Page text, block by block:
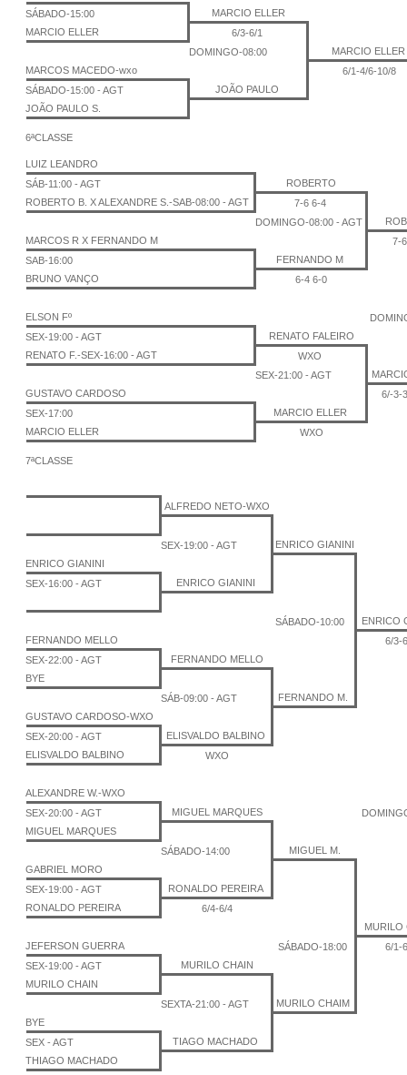
SÁBADO-15:00
MARCIO ELLER
MARCIO ELLER
6/3-6/1
DOMINGO-08:00
MARCIO ELLER
MARCOS MACEDO-wxo
6/1-4/6-10/8
SÁBADO-15:00 - AGT
JOÃO PAULO
JOÃO PAULO S.
6ªCLASSE
LUIZ LEANDRO
SÁB-11:00 - AGT
ROBERTO
ROBERTO B. X ALEXANDRE S.-SAB-08:00 - AGT
7-6 6-4
DOMINGO-08:00 - AGT
MARCOS R X FERNANDO M
7-
SAB-16:00
FERNANDO M
BRUNO VANÇO
6-4 6-0
ELSON Fº
SEX-19:00 - AGT
RENATO FALEIRO
RENATO F.-SEX-16:00 - AGT
WXO
SEX-21:00 - AGT
GUSTAVO CARDOSO
6/-3-
SEX-17:00
MARCIO ELLER
MARCIO ELLER
WXO
7ªCLASSE
ALFREDO NETO-WXO
SEX-19:00 - AGT
ENRICO GIANINI
ENRICO GIANINI
SEX-16:00 - AGT
ENRICO GIANINI
SÁBADO-10:00
ENRICO
FERNANDO MELLO
6/3-
SEX-22:00 - AGT
FERNANDO MELLO
BYE
SÁB-09:00 - AGT
FERNANDO M.
GUSTAVO CARDOSO-WXO
SEX-20:00 - AGT
ELISVALDO BALBINO
ELISVALDO BALBINO
WXO
ALEXANDRE W.-WXO
SEX-20:00 - AGT
MIGUEL MARQUES
MIGUEL MARQUES
SÁBADO-14:00
MIGUEL M.
GABRIEL MORO
SEX-19:00 - AGT
RONALDO PEREIRA
RONALDO PEREIRA
6/4-6/4
MURILO
JEFERSON GUERRA
SÁBADO-18:00
6/1-
SEX-19:00 - AGT
MURILO CHAIN
MURILO CHAIN
SEXTA-21:00 - AGT
MURILO CHAIM
BYE
SEX - AGT
TIAGO MACHADO
THIAGO MACHADO